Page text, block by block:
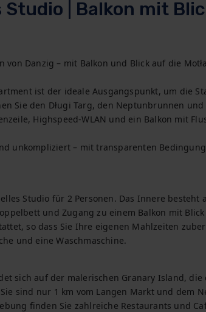
Studio | Balkon mit
von Danzig – mit Balkon und Blick auf die
ist der ideale Ausgangspunkt, um die
Sie den Długi Targ, den Neptunbrunnen
Highspeed-WLAN und ein Balkon mit
unkompliziert – mit transparenten
Studio für 2 Personen. Das Innere besteht
und Zugang zu einem Balkon mit
so dass Sie Ihre eigenen Mahlzeiten
und eine Waschmaschine.
sich auf der malerischen Granary Island,
sind nur 1 km vom Langen Markt und dem
finden Sie zahlreiche Restaurants und